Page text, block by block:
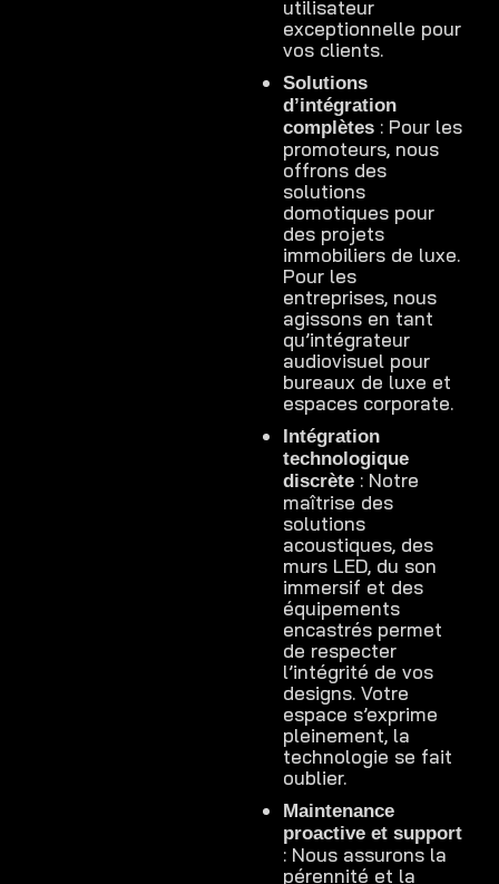
utilisateur
exceptionnelle pour
vos clients.
Solutions
d’intégration
complètes : Pour les
promoteurs, nous
offrons des
solutions
domotiques pour
des projets
immobiliers de luxe.
Pour les
entreprises, nous
agissons en tant
qu’intégrateur
audiovisuel pour
bureaux de luxe et
espaces corporate.
Intégration
technologique
discrète : Notre
maîtrise des
solutions
acoustiques, des
murs LED, du son
immersif et des
équipements
encastrés permet
de respecter
l’intégrité de vos
designs. Votre
espace s’exprime
pleinement, la
technologie se fait
oublier.
Maintenance
proactive et support
: Nous assurons la
pérennité et la